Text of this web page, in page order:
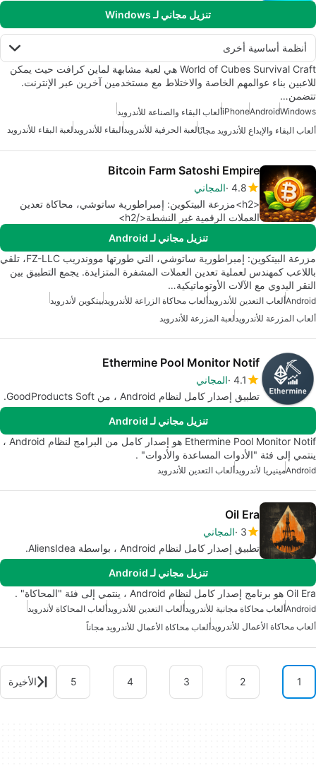
تنزيل مجاني لـ Windows
أنظمة أساسية أخرى
World of Cubes Survival Craft هي لعبة مشابهة لماين كرافت حيث يمكن
للاعبين بناء عوالمهم الخاصة والاختلاط مع مستخدمين آخرين عبر الإنترنت.
تتضمن…
Windows
Android
iPhoneألعاب البقاء والصناعة للأندرويد
ألعاب البقاء والإبداع للأندرويد مجانًالعبة الحرفية للأندرويد البقاء للأندرويد لعبة البقاء للأندرويد
Bitcoin Farm Satoshi Empire
4.8 المجاني
<h2>مزرعة البيتكوين: إمبراطورية ساتوشي، محاكاة تعدين
العملات الرقمية غير النشطة</h2>
تنزيل مجاني لـ Android
مزرعة البيتكوين: إمبراطورية ساتوشي، التي طورتها مووندريب FZ-LLC، تلقي
باللاعب كمهندس لعملية تعدين العملات المشفرة المتزايدة. يجمع التطبيق بين
النقر اليدوي مع الآلات الأوتوماتيكية…
Androidألعاب التعدين للأندرويدألعاب محاكاة الزراعة للأندرويدبيتكوين لأندرويد
ألعاب المزرعة للأندرويدلعبة المزرعة للأندرويد
Ethermine Pool Monitor Notif
4.1 المجاني
تطبيق إصدار كامل لنظام Android ، من GoodProducts Soft.
تنزيل مجاني لـ Android
Ethermine Pool Monitor Notif هو إصدار كامل من البرامج لنظام Android ،
ينتمي إلى فئة "الأدوات المساعدة والأدوات" .
Androidمينيريا لأندرويدألعاب التعدين للأندرويد
Oil Era
3 المجاني
تطبيق إصدار كامل لنظام Android ، بواسطة AliensIdea.
تنزيل مجاني لـ Android
Oil Era هو برنامج إصدار كامل لنظام Android ، ينتمي إلى فئة "المحاكاة" .
Androidألعاب محاكاة مجانية للأندرويدألعاب التعدين للأندرويدألعاب المحاكاة لأندرويد
ألعاب محاكاة الأعمال للأندرويدألعاب محاكاة الأعمال للأندرويد مجاناً
1
2
3
4
5 الأخيرة